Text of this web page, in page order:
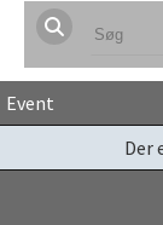
Event
Der